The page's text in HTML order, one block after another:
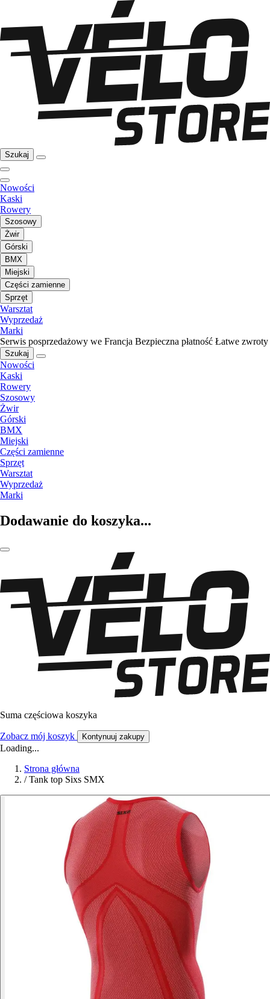
Szukaj
Nowości
Kaski
Rowery
Szosowy
Żwir
Górski
BMX
Miejski
Części zamienne
Sprzęt
Warsztat
Wyprzedaż
Marki
Serwis posprzedażowy we Francja Bezpieczna płatność Łatwe zwroty
Szukaj
Nowości
Kaski
Rowery
Szosowy
Żwir
Górski
BMX
Miejski
Części zamienne
Sprzęt
Warsztat
Wyprzedaż
Marki
Dodawanie do koszyka...
Suma częściowa koszyka
Zobacz mój koszyk Kontynuuj zakupy
Loading...
Strona główna
/ Tank top Sixs SMX